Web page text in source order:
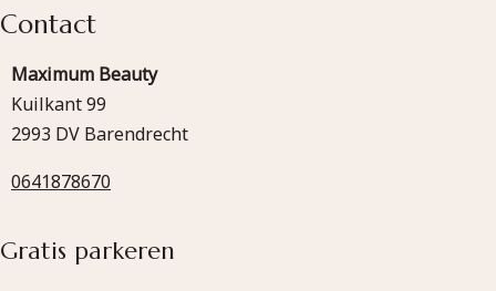
Contact
Maximum Beauty
Kuilkant 99
2993 DV Barendrecht
0641878670
Gratis parkeren